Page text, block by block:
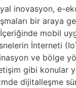
inovasyon, e-
bir araya
İçeriğinde mobil
İnterneti
ve bölge
gibi
dijitalleşme